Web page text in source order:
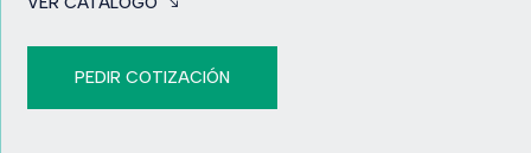
PEDIR COTIZACIÓN